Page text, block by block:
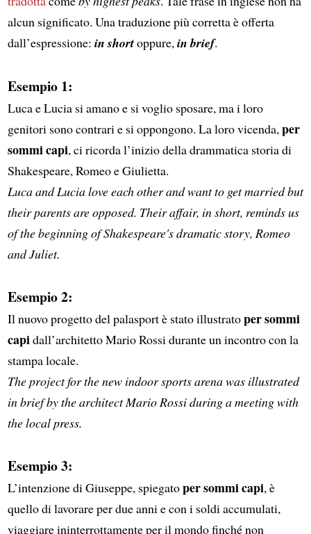
alcun significato. Una traduzione più corretta è offerta
dall’espressione: in shortoppure, in brief.
Esempio 1:
Luca e Lucia si amano e si voglio sposare, ma i loro
genitori sono contrari e si oppongono. La loro vicenda, per
sommi capi, ci ricorda l’inizio della drammatica storia di
Shakespeare, Romeo e Giulietta.
Luca and Lucia love each other and want to get married but
their parents are opposed. Their affair, in short, reminds us
of the beginning of Shakespeare's dramatic story, Romeo
and Juliet.
Esempio 2:
Il nuovo progetto del palasport è stato illustratoper sommi
capidall’architetto Mario Rossi durante un incontro con la
stampa locale.
The project for the new indoor sports arena was illustrated
in brief by the architect Mario Rossi during a meeting with
the local press.
Esempio 3:
L’intenzione di Giuseppe, spiegatoper sommi capi, è
quello di lavorare per due anni e con i soldi accumulati,
viaggiare ininterrottamente per il mondo finché non